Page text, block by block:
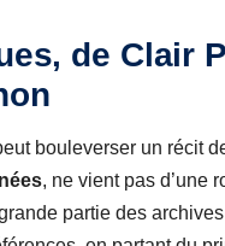
de Clair
bouleverser un récit
, ne vient pas d’une
partie des